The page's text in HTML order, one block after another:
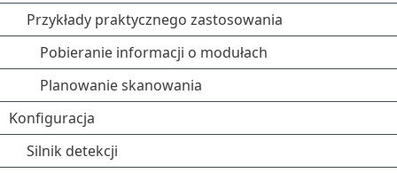
Przykłady praktycznego zastosowania
Pobieranie informacji o modułach
Planowanie skanowania
Konfiguracja
Silnik detekcji